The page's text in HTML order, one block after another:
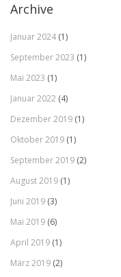
Archive
Januar 2024 (1)
September 2023 (1)
Mai 2023 (1)
Januar 2022 (4)
Dezember 2019 (1)
Oktober 2019 (1)
September 2019 (2)
August 2019 (1)
Juni 2019 (3)
Mai 2019 (6)
April 2019 (1)
März 2019 (2)